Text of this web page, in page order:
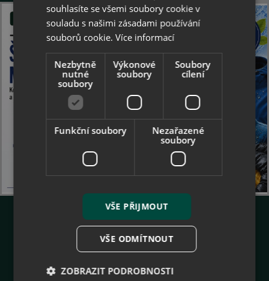
vedeném Krajským soudem v Českých
Budějovicích
oddíl A, vložka 2598
+420 602 625 621
Po - Pá 8:00 - 15:00 hod.
collonil@collonil.cz
Zákaznické menu
Jak nakupovat - B2B
Obchodní podmínky
Odstoupit od smlouvy
Ochrana osobních údajů
souhlasíte se všemi soubory cookie v
souladu s našimi zásadami používání
souborů cookie. Více informací
Nezbytně
nutné
soubory
Výkonové
soubory
Soubory
cílení
Funkční soubory
Nezařazené
soubory
VŠE PŘIJMOUT
VŠE ODMÍTNOUT
ZOBRAZIT PODROBNOSTI